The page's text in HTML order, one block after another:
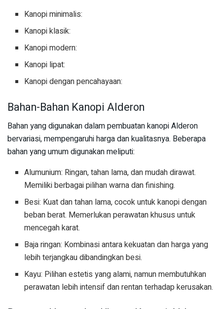
Kanopi minimalis:
Kanopi klasik:
Kanopi modern:
Kanopi lipat:
Kanopi dengan pencahayaan:
Bahan-Bahan Kanopi Alderon
Bahan yang digunakan dalam pembuatan kanopi Alderon
bervariasi, mempengaruhi harga dan kualitasnya. Beberapa
bahan yang umum digunakan meliputi:
Alumunium: Ringan, tahan lama, dan mudah dirawat.
Memiliki berbagai pilihan warna dan finishing.
Besi: Kuat dan tahan lama, cocok untuk kanopi dengan
beban berat. Memerlukan perawatan khusus untuk
mencegah karat.
Baja ringan: Kombinasi antara kekuatan dan harga yang
lebih terjangkau dibandingkan besi.
Kayu: Pilihan estetis yang alami, namun membutuhkan
perawatan lebih intensif dan rentan terhadap kerusakan.